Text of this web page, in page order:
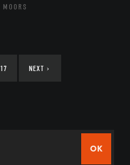
MOORS
17 NEXT ›
OK